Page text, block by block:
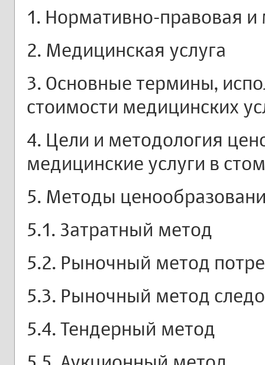
1. Нормативно-правовая и
2. Медицинская услуга
3. Основные термины,
стоимости медицинских
4. Цели и методология
медицинские услуги в
5. Методы
5.1. Затратный метод
5.2. Рыночный метод
5.3. Рыночный метод
5.4. Тендерный метод